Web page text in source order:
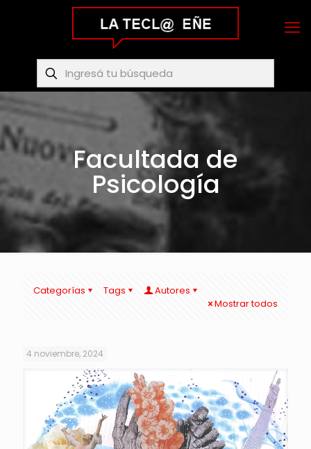
Facultada de
Psicología
Categorías Tags
Autores
Mostrar todos
4 noviembre, 2024